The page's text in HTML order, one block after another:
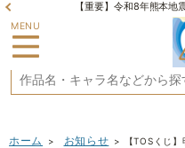
【重要】令和8年熊本
MENU
ホーム > お知らせ >
【TOSくじ